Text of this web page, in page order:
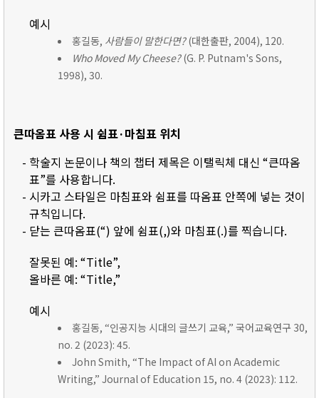
예시
홍길동, 사람들이 말한다면?(대한출판, 2004), 120.
Who Moved My Cheese?(G. P. Putnam's Sons,
1998), 30.
큰따옴표 사용 시 쉼표·마침표 위치
- 학술지 논문이나 책의 챕터 제목은 이탤릭체 대신 “큰따옴
표”를 사용합니다.
- 시카고 스타일은 마침표와 쉼표를 따옴표 안쪽에 넣는 것이
규칙입니다.
- 닫는 큰따옴표(“) 앞에 쉼표(,)와 마침표(.)를 찍습니다.
잘못된 예: “Title”,
올바른 예: “Title,”
예시
홍길동, “인공지능 시대의 글쓰기 교육,” 국어교육연구 30,
no. 2 (2023): 45.
John Smith, “The Impact of AI on Academic
Writing,” Journal of Education 15, no. 4 (2023): 112.